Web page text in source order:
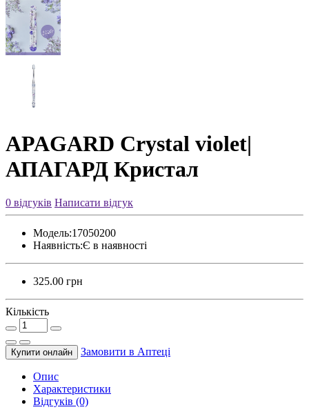
APAGARD Crystal violet|
АПАГАРД Кристал
0 відгуків Написати відгук
Модель:17050200
Наявність:Є в наявності
325.00 грн
Кількість
Купити онлайн Замовити в Аптецi
Опис
Характеристики
Відгуків (0)